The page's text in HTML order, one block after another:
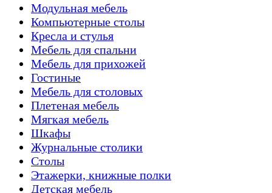
Модульная мебель
Компьютерные столы
Кресла и стулья
Мебель для спальни
Мебель для прихожей
Гостиные
Мебель для столовых
Плетеная мебель
Мягкая мебель
Шкафы
Журнальные столики
Столы
Этажерки, книжные полки
Детская мебель